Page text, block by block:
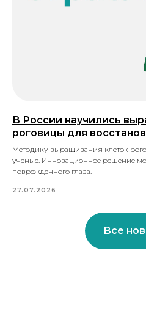
В России научились
роговицы для
Методику выращивания клеток
ученые. Инновационное решение
поврежденного глаза.
27.07.2026
Все